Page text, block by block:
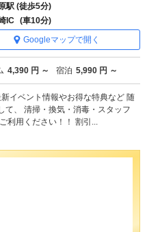
駅 (徒歩5分)
IC (車10分)
Googleマップで開く
4,390 円 ～ 宿泊 5,990 円 ～
イベント情報やお得な特典など 随
て、 清掃・換気・消毒・スタッフ
利用ください！！ 割引...